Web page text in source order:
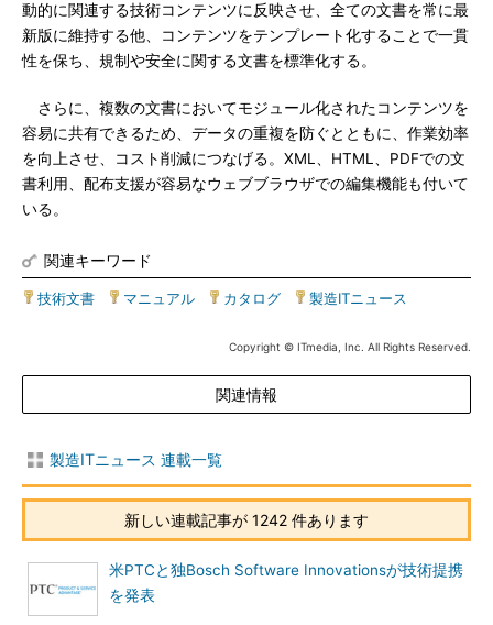
動的に関連する技術コンテンツに反映させ、全ての文書を常に最
新版に維持する他、コンテンツをテンプレート化することで一貫
性を保ち、規制や安全に関する文書を標準化する。
さらに、複数の文書においてモジュール化されたコンテンツを
容易に共有できるため、データの重複を防ぐとともに、作業効率
を向上させ、コスト削減につなげる。XML、HTML、PDFでの文
書利用、配布支援が容易なウェブブラウザでの編集機能も付いて
いる。
関連キーワード
技術文書 マニュアル カタログ 製造ITニュース
Copyright © ITmedia, Inc. All Rights Reserved.
関連情報
製造ITニュース 連載一覧
新しい連載記事が 1242 件あります
米PTCと独Bosch Software Innovationsが技術提携
を発表